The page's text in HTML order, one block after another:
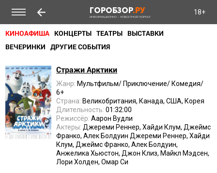
ГОРОБЗОР.РУ
ИНФОРМАЦИОННО - НОВОСТНОЙ ПОРТАЛ
18+
КИНОАФИША КОНЦЕРТЫ ТЕАТРЫ ВЫСТАВКИ
ВЕЧЕРИНКИ ДРУГИЕ СОБЫТИЯ
Стражи Арктики
Жанр: Мультфильм/ Приключение/ Комедия/
6+
Страна: Великобритания, Канада, США, Корея
Длительность: 01:32:00
Режиссёр: Аарон Вудли
Актеры: Джереми Реннер, Хайди Клум, Джеймс
Франко, Алек Болдуин Джереми Реннер, Хайди
Клум, Джеймс Франко, Алек Болдуин,
Анжелика Хьюстон, Джон Клиз, Майкл Мэдсен,
Лори Холден, Омар Си